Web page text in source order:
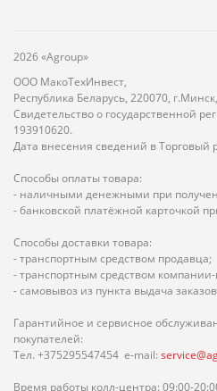
2026 «Agroup»
ООО МакоТехИнвест,
Республика Беларусь, 220070,
Свидетельство о государственной
193910620.
Дата внесения сведений в Торговый
Способы оплаты товара:
- наличными денежными при
- банковской платёжной карточкой
Способы доставки товара:
- транспортным средством продавца;
- транспортным средством компании-
- самовывоз из пункта выдача
Гарантийное и сервисное
покупателей:
Тел. +375295547454 e-mail:
Время работы колл-центра: 09:00-